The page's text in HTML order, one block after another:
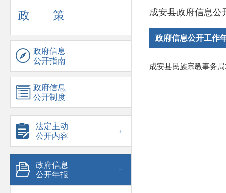
政 策
政府信息
公开指南
政府信息
公开制度
法定主动
公开内容
政府信息
公开年报
成安县政府信息公
政府信息公开工作
成安县民族宗教事务